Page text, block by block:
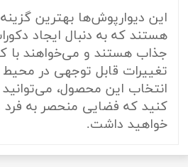
این دیوارپوش‌ها بهترین گزینه
هستند که به دنبال ایجاد
جذاب هستند و می‌خواهند با
تغییرات قابل توجهی در محیط
انتخاب این محصول،
کنید که فضایی منحصر به
خواهید داشت.